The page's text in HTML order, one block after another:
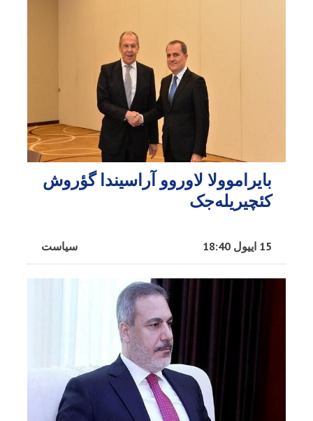
بایراموولا لاوروو آراسیندا گؤروش
کئچیریله‌جک
سیاست 15 اییول 18:40